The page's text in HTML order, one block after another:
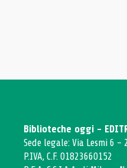
Biblioteche oggi -
Sede legale: Via Lesmi 6
P.IVA, C.F. 01823660152